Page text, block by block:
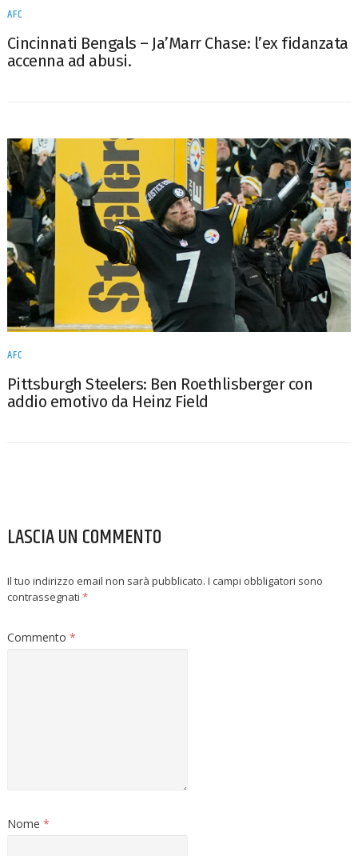
AFC
Cincinnati Bengals – Ja’Marr Chase: l’ex fidanzata
accenna ad abusi.
AFC
Pittsburgh Steelers: Ben Roethlisberger con
addio emotivo da Heinz Field
LASCIA UN COMMENTO
Il tuo indirizzo email non sarà pubblicato. I campi obbligatori sono
contrassegnati *
Commento *
Nome *